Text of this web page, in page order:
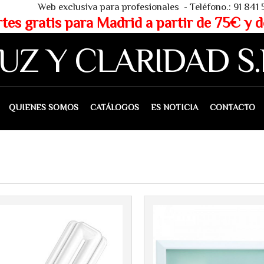
Teléfono.: 91 841 53 80 -
de 75€ y de 150€
Y CLARIDAD
SOMOS CATÁLOGOS ES NOTICIA CONTACTO